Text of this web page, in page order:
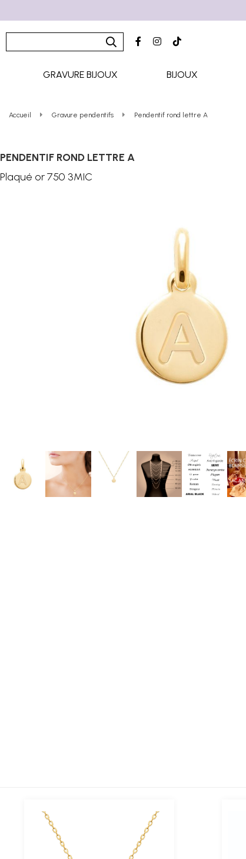
GRAVURE BIJOUX BIJOUX
Accueil Gravure pendentifs Pendentif rond lettre A
PENDENTIF ROND LETTRE A
Plaqué or 750 3MIC